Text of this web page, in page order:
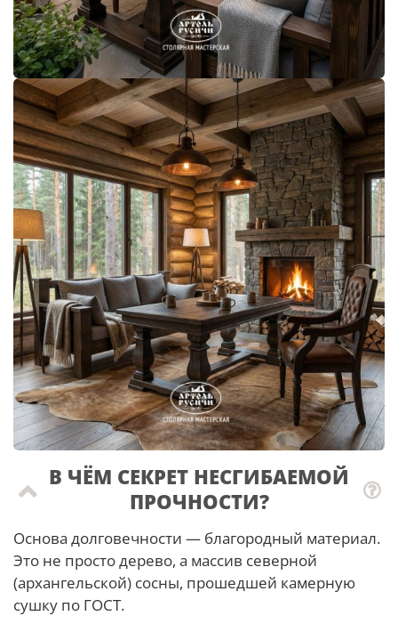
В ЧЁМ СЕКРЕТ НЕСГИБАЕМОЙ
ПРОЧНОСТИ?
Основа долговечности — благородный материал.
Это не просто дерево, а массив северной
(архангельской) сосны, прошедшей камерную
сушку по ГОСТ.